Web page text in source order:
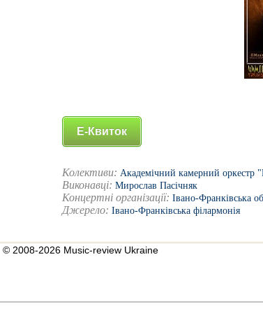
Е-Квиток
Колективи: Академічний камерний оркестр
Виконавці: Мирослав Пасічняк
Концертні організації: Івано-Франківська
Джерело: Івано-Франківська філармонія
2026 Music-review Ukraine